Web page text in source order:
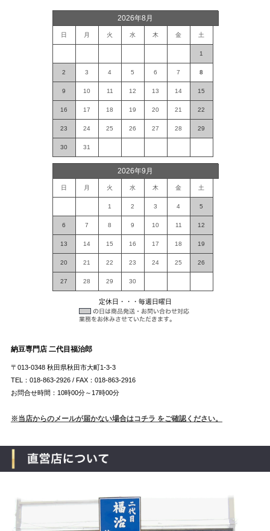
2026年8月
日 月 火 水 木 金 土
1
2 3 4 5 6 7 8
9 10 11 12 13 14 15
16 17 18 19 20 21 22
23 24 25 26 27 28 29
30 31
2026年9月
日 月 火 水 木 金 土
1 2 3 4 5
6 7 8 9 10 11 12
13 14 15 16 17 18 19
20 21 22 23 24 25 26
27 28 29 30
定休日・・・毎週日曜日
納豆専門店 二代目福治郎
〒013-0348 秋田県秋田市大町1-3-3
TEL：018-863-2926 / FAX：018-863-2916
お問合せ時間：10時00分～17時00分
※当店からのメールが届かない場合はコチラ をご確認ください。